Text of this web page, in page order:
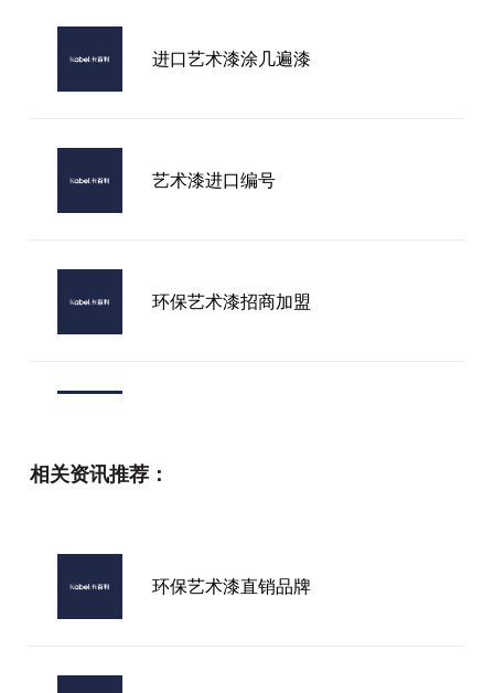
进口艺术漆涂几遍漆
艺术漆进口编号
环保艺术漆招商加盟
相关资讯推荐：
环保艺术漆直销品牌